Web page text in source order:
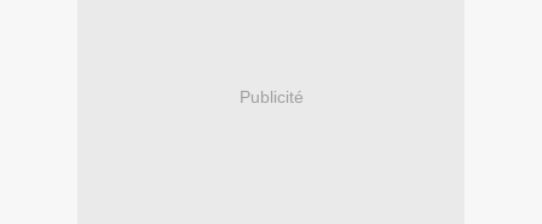
Publicité